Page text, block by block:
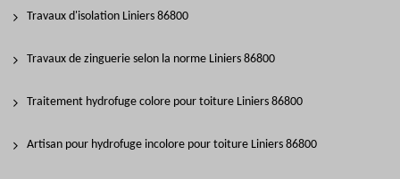
Travaux d'isolation Liniers 86800
Travaux de zinguerie selon la norme Liniers 86800
Traitement hydrofuge colore pour toiture Liniers 86800
Artisan pour hydrofuge incolore pour toiture Liniers 86800